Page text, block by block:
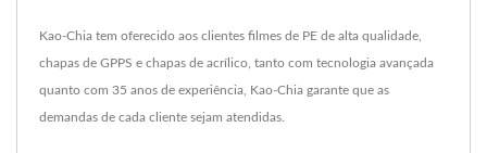
Kao-Chia tem oferecido aos clientes filmes de PE de alta qualidade,
chapas de GPPS e chapas de acrílico, tanto com tecnologia avançada
quanto com 35 anos de experiência, Kao-Chia garante que as
demandas de cada cliente sejam atendidas.